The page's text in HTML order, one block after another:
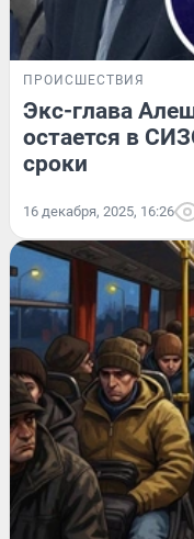
ПРОИСШЕСТВИЯ
Экс-глава
остается в
сроки
16 декабря, 2025, 16:26